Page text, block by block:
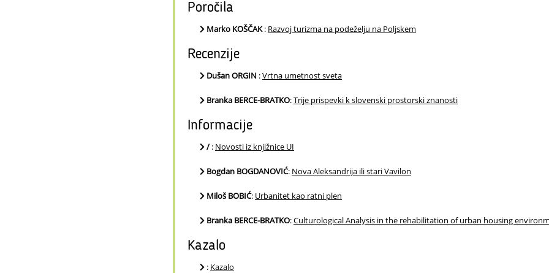
Poročila
Marko KOŠČAK: Razvoj turizma na podeželju na Poljskem
Recenzije
Dušan ORGIN :Vrtna umetnost sveta
Branka BERCE-BRATKO:Trije prispevki k slovenski prostorski znanosti
Informacije
/: Novosti iz knjižnice UI
Bogdan BOGDANOVIĆ: Nova Aleksandrija ili stari Vavilon
Miloš BOBIĆ: Urbanitet kao ratni plen
Branka BERCE-BRATKO:Culturological Analysis in the rehabilitation of urban housing
Kazalo
: Kazalo